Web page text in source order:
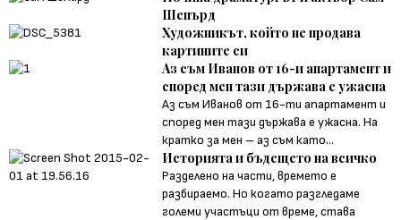
Шепърд
Художникът, който не продава
картините си
Аз съм Иванов от 16-и апартамент и
според мен тази държава е ужасна
Аз съм Иванов от 16-ти апартамент и
според мен тази държава е ужасна. На
кратко за мен – аз съм като...
Историята и бъдещето на всичко
Разделено на части, времето е
разбираемо. Но когато разгледаме
големи участъци от време, става